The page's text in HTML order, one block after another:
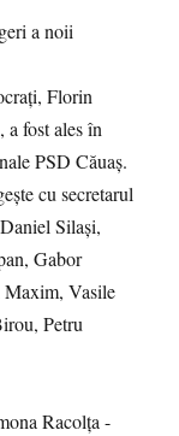
a noii
Florin
a fost ales în
PSD Căuaș.
cu secretarul
Silași,
Gabor
Maxim, Vasile
Petru
Racolța -